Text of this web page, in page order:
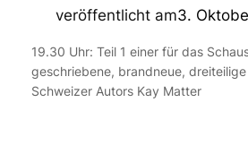
veröffentlicht am3.
19.30 Uhr: Teil 1 einer für das
geschriebene, brandneue,
Schweizer Autors Kay Matter